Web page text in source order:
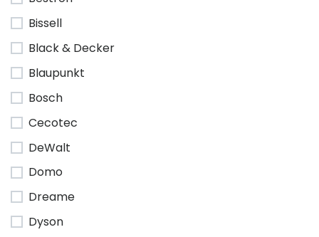
Bissell
Black & Decker
Blaupunkt
Bosch
Cecotec
DeWalt
Domo
Dreame
Dyson